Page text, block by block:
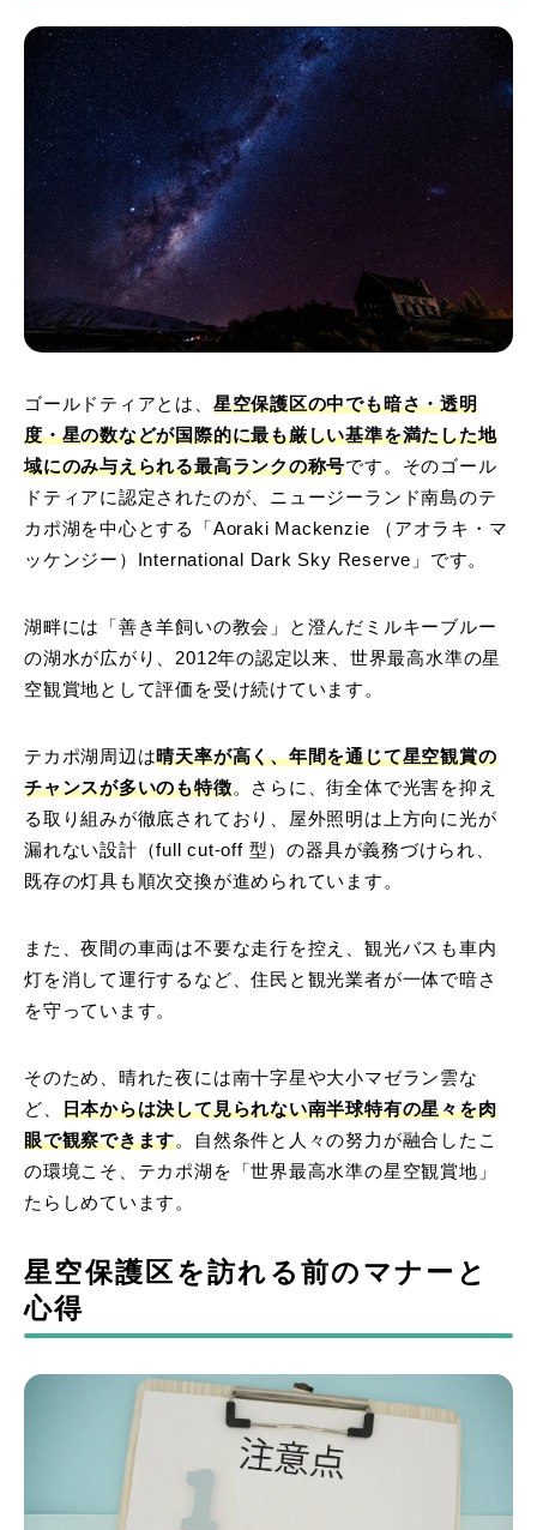
ゴールドティアとは、 星空保護区の中でも暗さ・透明
度・星の数などが国際的に最も厳しい基準を満たした地
域にのみ与えられる最高ランクの称号です。そのゴール
ドティアに認定されたのが、ニュージーランド南島のテ
カポ湖を中心とする「Aoraki Mackenzie （アオラキ・マ
ッケンジー）International Dark Sky Reserve」です。
湖畔には「善き羊飼いの教会」と澄んだミルキーブルー
の湖水が広がり、2012年の認定以来、世界最高水準の星
空観賞地として評価を受け続けています。
テカポ湖周辺は晴天率が高く、年間を通じて星空観賞の
チャンスが多いのも特徴。さらに、街全体で光害を抑え
る取り組みが徹底されており、屋外照明は上方向に光が
漏れない設計（full cut-off 型）の器具が義務づけられ、
既存の灯具も順次交換が進められています。
また、夜間の車両は不要な走行を控え、観光バスも車内
灯を消して運行するなど、住民と観光業者が一体で暗さ
を守っています。
そのため、晴れた夜には南十字星や大小マゼラン雲な
ど、 日本からは決して見られない南半球特有の星々を肉
眼で観察できます。自然条件と人々の努力が融合したこ
の環境こそ、テカポ湖を「世界最高水準の星空観賞地」
たらしめています。
星空保護区を訪れる前のマナーと
心得